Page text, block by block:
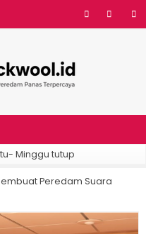
Minggu tutup
Peredam Suara